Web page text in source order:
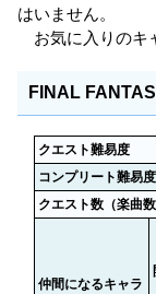
はいません。
お気に入りのキ
FINAL
クエスト難易度
コンプリート難易度
クエスト数（楽曲数
仲間になるキャラ